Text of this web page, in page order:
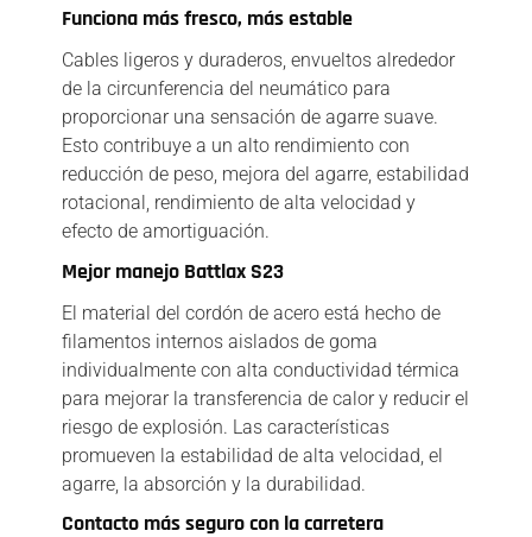
Funciona más fresco, más estable
Cables ligeros y duraderos, envueltos alrededor
de la circunferencia del neumático para
proporcionar una sensación de agarre suave.
Esto contribuye a un alto rendimiento con
reducción de peso, mejora del agarre, estabilidad
rotacional, rendimiento de alta velocidad y
efecto de amortiguación.
Mejor manejo Battlax S23
El material del cordón de acero está hecho de
filamentos internos aislados de goma
individualmente con alta conductividad térmica
para mejorar la transferencia de calor y reducir el
riesgo de explosión. Las características
promueven la estabilidad de alta velocidad, el
agarre, la absorción y la durabilidad.
Contacto más seguro con la carretera